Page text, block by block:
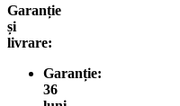
Garanție
și
livrare:
Garanție:
36